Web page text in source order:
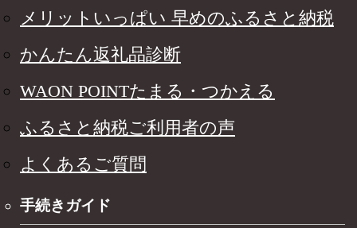
メリットいっぱい 早めのふるさと納税
かんたん返礼品診断
WAON POINTたまる・つかえる
ふるさと納税ご利用者の声
よくあるご質問
手続きガイド